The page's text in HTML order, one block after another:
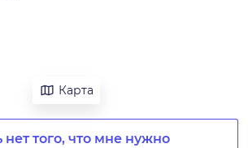
Карта
нет того, что мне нужно